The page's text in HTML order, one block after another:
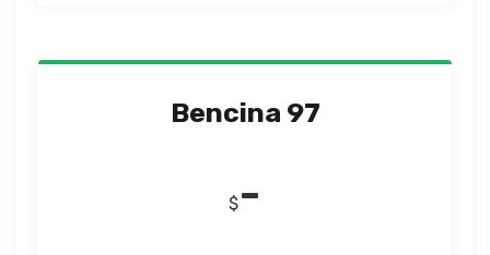
Bencina 97
$-